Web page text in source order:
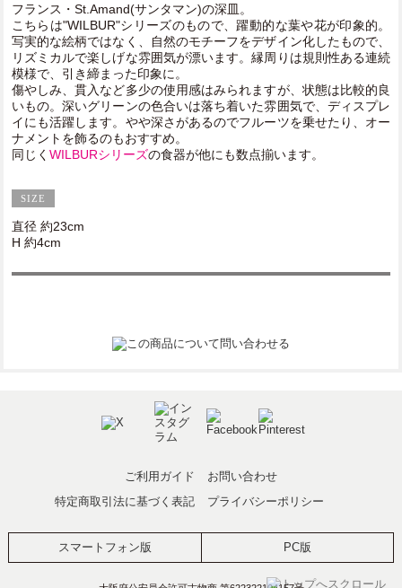
フランス・St.Amand(サンタマン)の深皿。
こちらは"WILBUR"シリーズのもので、躍動的な葉や花が印象的。
写実的な絵柄ではなく、自然のモチーフをデザイン化したもので、
リズミカルで楽しげな雰囲気が漂います。縁周りは規則性ある連続
模様で、引き締まった印象に。
傷やしみ、貫入など多少の使用感はみられますが、状態は比較的良
いもの。深いグリーンの色合いは落ち着いた雰囲気で、ディスプレ
イにも活躍します。やや深さがあるのでフルーツを乗せたり、オー
ナメントを飾るのもおすすめ。
同じく WILBURシリーズの食器が他にも数点揃います。
直径 約23cm
H 約4cm
ご利用ガイド
お問い合わせ
特定商取引法に基づく表記
プライバシーポリシー
スマートフォン版 PC版